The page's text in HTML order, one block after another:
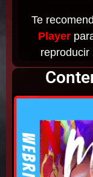
Te
Player
reproducir